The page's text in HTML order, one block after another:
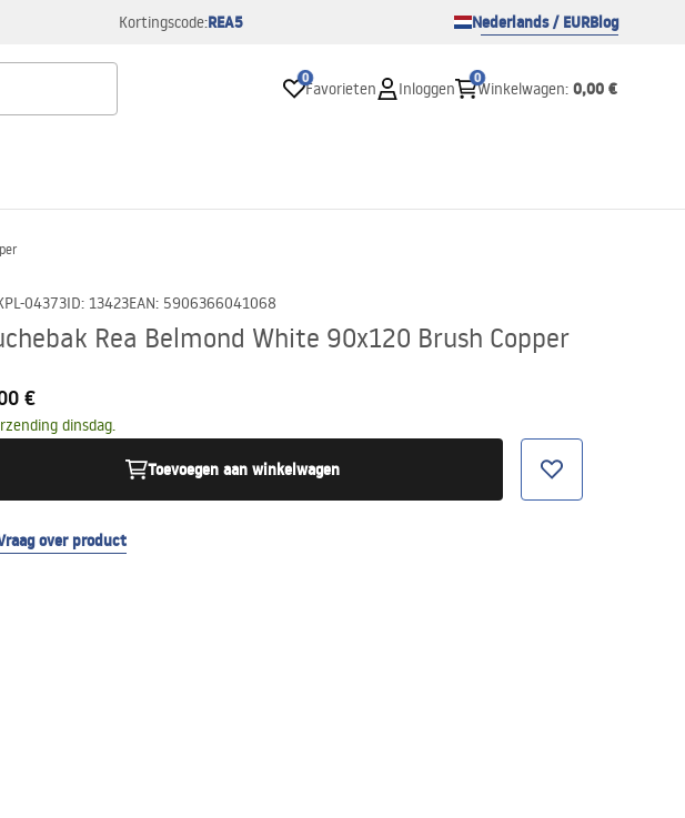
Kortingscode:REA5 Nederlands / EURBlog
0
Favorieten Inloggen
0
Winkelwagen: 0,00 €
04373ID: 13423EAN: 5906366041068
Rea Belmond White 90x120 Brush Copper
€
dinsdag.
Toevoegen aan winkelwagen
over product